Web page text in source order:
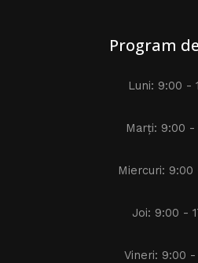
Program
Luni: 9:00 -
Marți: 9:00 -
Miercuri: 9:00
Joi: 9:00 -
Vineri: 9:00 -